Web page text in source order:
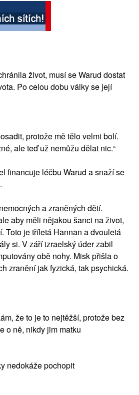
život, musí se Warud dostat
Po celou dobu války se její
protože mě tělo velmi bolí.
ale teď už nemůžu dělat nic.“
financuje léčbu Warud a snaží se
a zraněných dětí.
aby měli nějakou šanci na život,
Toto je tříletá Hannan a dvouletá
si. V září izraelský úder zabil
obě nohy. Misk přišla o
zranění jak fyzická, tak psychická.
že to je to nejtěžší, protože bez
o ně, nikdy jim matku
nedokáže pochopit